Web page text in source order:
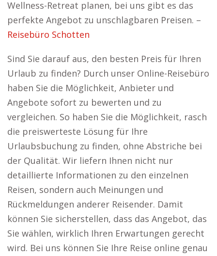
Wellness-Retreat planen, bei uns gibt es das
perfekte Angebot zu unschlagbaren Preisen. –
Reisebüro Schotten
Sind Sie darauf aus, den besten Preis für Ihren
Urlaub zu finden? Durch unser Online-Reisebüro
haben Sie die Möglichkeit, Anbieter und
Angebote sofort zu bewerten und zu
vergleichen. So haben Sie die Möglichkeit, rasch
die preiswerteste Lösung für Ihre
Urlaubsbuchung zu finden, ohne Abstriche bei
der Qualität. Wir liefern Ihnen nicht nur
detaillierte Informationen zu den einzelnen
Reisen, sondern auch Meinungen und
Rückmeldungen anderer Reisender. Damit
können Sie sicherstellen, dass das Angebot, das
Sie wählen, wirklich Ihren Erwartungen gerecht
wird. Bei uns können Sie Ihre Reise online genau